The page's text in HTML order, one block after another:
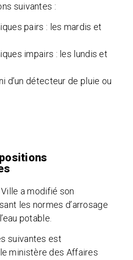
suivantes :
pairs : les mardis et
impairs : les lundis et
d’un détecteur de pluie ou
a modifié son
les normes d’arrosage
potable.
suivantes est
ministère des Affaires